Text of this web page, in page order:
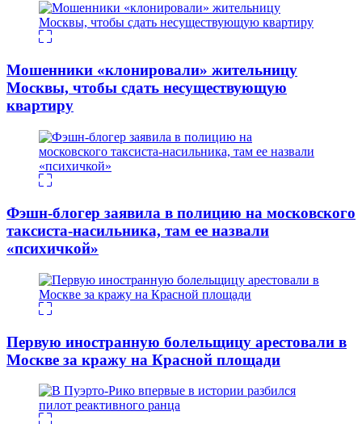
Мошенники «клонировали» жительницу
Москвы, чтобы сдать несуществующую
квартиру
Фэшн-блогер заявила в полицию на московского
таксиста-насильника, там ее назвали
«психичкой»
Первую иностранную болельщицу арестовали в
Москве за кражу на Красной площади